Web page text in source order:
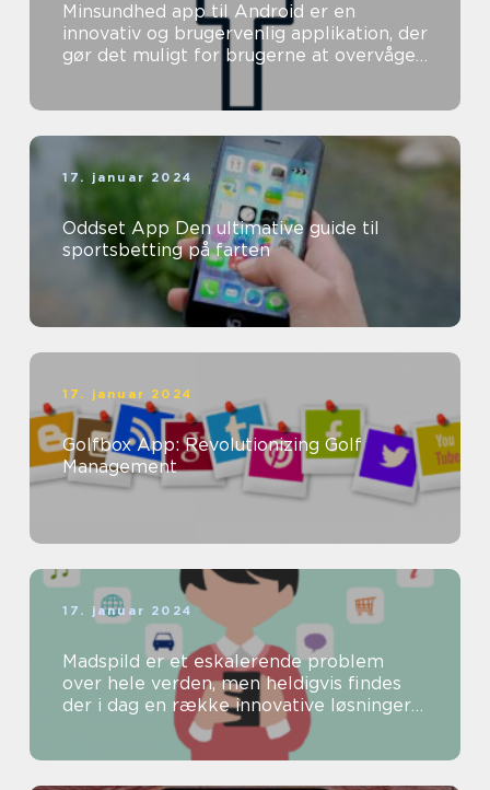
Minsundhed app til Android er en
innovativ og brugervenlig applikation, der
gør det muligt for brugerne at overvåge
17. januar 2024
Oddset App Den ultimative guide til
sportsbetting på farten
17. januar 2024
Golfbox App: Revolutionizing Golf
Management
17. januar 2024
Madspild er et eskalerende problem
over hele verden, men heldigvis findes
der i dag en række innovative løsninger
til at bekæmpe dette problem